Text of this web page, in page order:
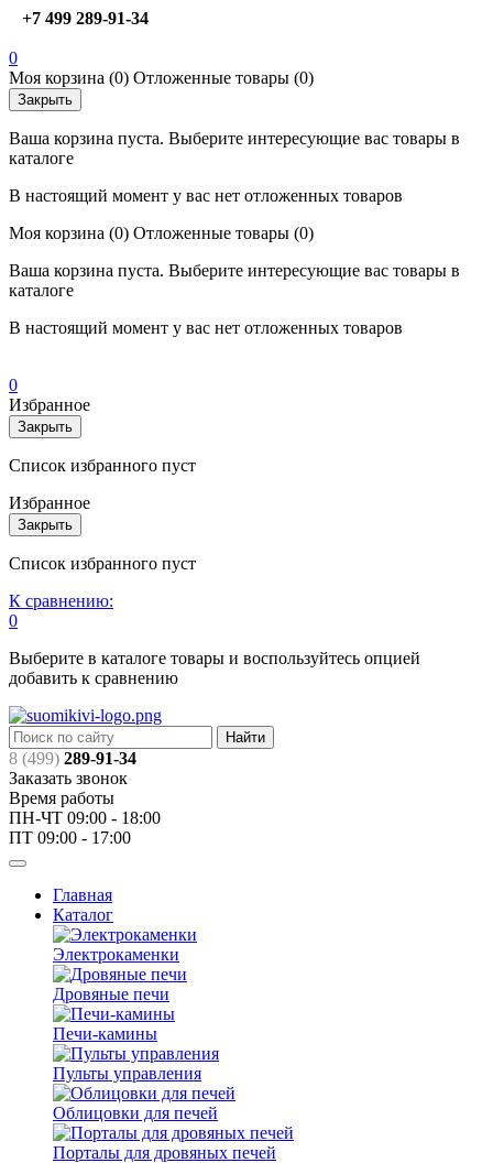
+7 499 289-91-34
0
Моя корзина (0) Отложенные товары (0)
Закрыть
Ваша корзина пуста. Выберите интересующие вас товары в
каталоге
В настоящий момент у вас нет отложенных товаров
Моя корзина (0) Отложенные товары (0)
Ваша корзина пуста. Выберите интересующие вас товары в
каталоге
В настоящий момент у вас нет отложенных товаров
0
Избранное
Закрыть
Список избранного пуст
Избранное
Закрыть
Список избранного пуст
К сравнению:
0
Выберите в каталоге товары и воспользуйтесь опцией
добавить к сравнению
Найти
8 (499) 289-91-34
Заказать звонок
Время работы
ПН-ЧТ 09:00 - 18:00
ПТ 09:00 - 17:00
Главная
Каталог
Электрокаменки
Дровяные печи
Печи-камины
Пульты управления
Облицовки для печей
Порталы для дровяных печей